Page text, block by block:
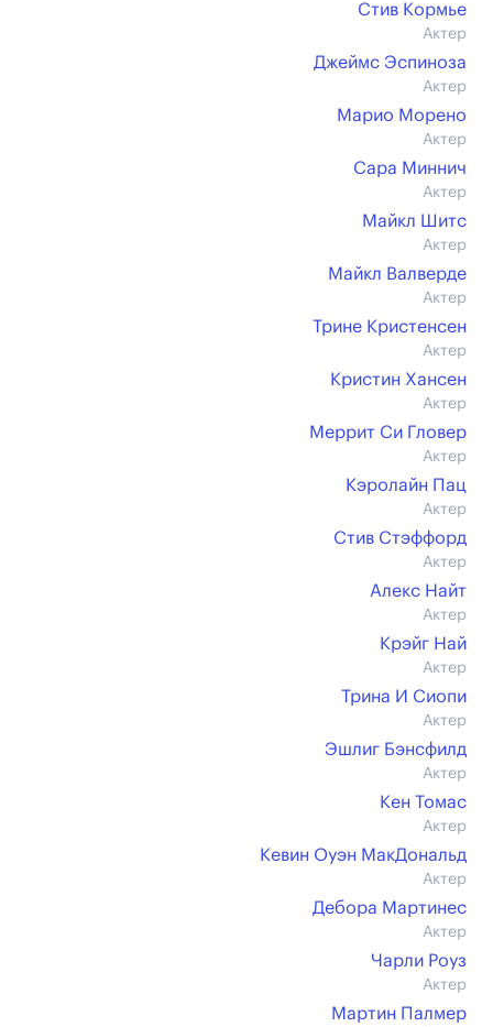
Стив Кормье
Актер
Джеймс Эспиноза
Актер
Марио Морено
Актер
Сара Миннич
Актер
Майкл Шитс
Актер
Майкл Валверде
Актер
Трине Кристенсен
Актер
Кристин Хансен
Актер
Меррит Си Гловер
Актер
Кэролайн Пац
Актер
Стив Стэффорд
Актер
Алекс Найт
Актер
Крэйг Най
Актер
Трина И Сиопи
Актер
Эшлиг Бэнсфилд
Актер
Кен Томас
Актер
Кевин Оуэн МакДональд
Актер
Дебора Мартинес
Актер
Чарли Роуз
Актер
Мартин Палмер